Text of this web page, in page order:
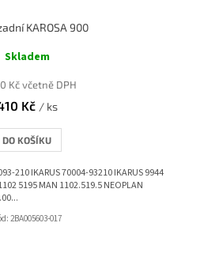
KAROSA 900
Skladem
Kč včetně DPH
Kč / ks
DO KOŠÍKU
210 IKARUS 70004-93210 IKARUS 9944
5195 MAN 1102.519.5 NEOPLAN
2BA005603-017